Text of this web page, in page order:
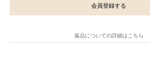
会員登録する
返品についての詳細はこちら